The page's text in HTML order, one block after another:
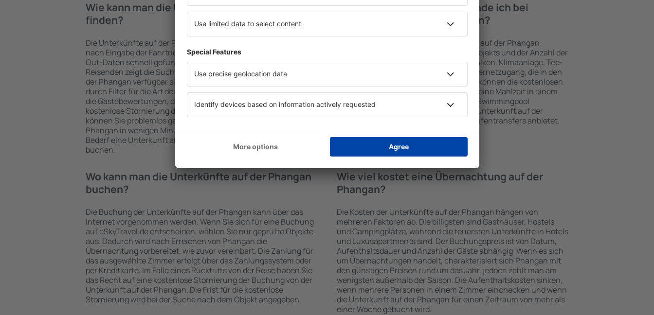
Wie kann man die Unterkünfte auf der Phangan
finden?
Die Unterkünfte auf der Phangan werden von der Suchmaschine
nach Eingabe der Fahrtrichtung und der Check-In- und Check-
Out-Daten schnell gefunden. Nach Auswahl der Anzahl der
Reisenden zeigt die Suchmaschine an, welche Unterkünfte auf
der Phangan verfügbar sind. Die Auswahl der Unterkunft wird
durch Filter für die Art der Einrichtung und die Anzahl der Sterne,
die Gästebewertungen, die Entfernung zum Zentrum und die
kostenlose Stornierung der Buchung erleichtert. Dadurch
können Sie problemlos ganz einfach eine Unterkunft auf der
Phangan in wenigen Minuten auswählen. Sie können je nach
Bedarf eine Unterkunft alleine oder zusammen mit dem Flug
buchen.
Welche Annehmlichkeiten finde ich bei
Unterkünften auf der Phangan?
Die Annehmlichkeiten bei Unterkünften auf der Phangan
hängen von der Art des ausgewählten Objekts und der Anzahl der
Sterne ab. Gäste nutzen Küchenzeile, Balkon, Klimaanlage, Tee-
und Kaffeezubehör, Handtücher und Internetzugang, die in den
Unterkünften verfügbar sind. Besucher können die kostenlosen
Parkplätze an der Unterkunft benutzen, eine Mahlzeit in einem
Restaurant bestellen oder ein Hotel mit Swimmingpool
auswählen. Sie können zusätzlich eine Unterkunft auf der
Phangan buchen, die den Gästen Flughafentransfers anbietet.
Wo kann man die Unterkünfte auf der Phangan
buchen?
Die Buchung der Unterkünfte auf der Phangan kann über das
Internet vorgenommen werden. Wenn Sie sich für eine Buchung
auf eSkyTravel.de entscheiden, wählen Sie nur geprüfte Objekte
aus. Dadurch wird nach Erreichen von Phangan die
Übernachtung vorbereitet, wie zuvor vereinbart. Die Zahlung für
das ausgewählte Zimmer erfolgt über das Zahlungssystem oder
per Kreditkarte. Im Falle eines Rücktritts von der Reise haben Sie
das Recht auf eine kostenlose Stornierung der Buchung von der
Unterkunft auf der Phangan. Die Frist für die kostenlose
Stornierung wird bei der Suche nach dem Objekt angegeben.
Wie viel kostet eine Übernachtung auf der
Phangan?
Die Kosten der Unterkünfte auf der Phangan hängen von
mehreren Faktoren ab. Die billigsten sind Gasthäuser, Hostels
und Campingplätze, während die teuersten Unterkünfte in Hotels
und Luxusapartments sind. Der Buchungspreis ist von Datum,
Aufenthaltsdauer und Anzahl der Gäste abhängig. Wenn es sich
um Übernachtungen handelt, charakterisiert sich Phangan mit
den günstigen Preisen rund um das Jahr, jedoch zahlt man am
wenigsten außerhalb der Saison. Die Aufenthaltskosten sinken,
wenn mehrere Personen in einem Zimmer einchecken und wenn
die Unterkunft auf der Phangan für einen Zeitraum von mehr als
einer Woche gebucht wird.